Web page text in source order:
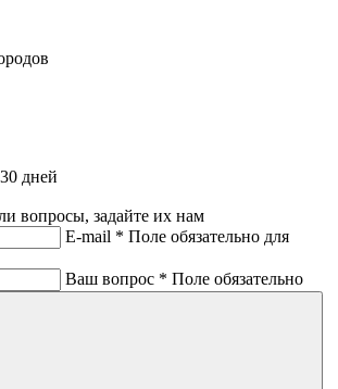
дней
вопросы, задайте их нам
E-mail * Поле обязательно для
Ваш вопрос * Поле обязательно